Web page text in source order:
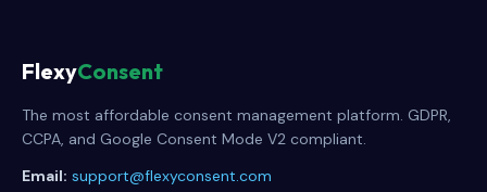
FlexyConsent
The most affordable consent management platform. GDPR,
CCPA, and Google Consent Mode V2 compliant.
Email: support@flexyconsent.com